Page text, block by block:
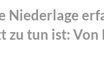
Niederlage
zu tun ist: Von